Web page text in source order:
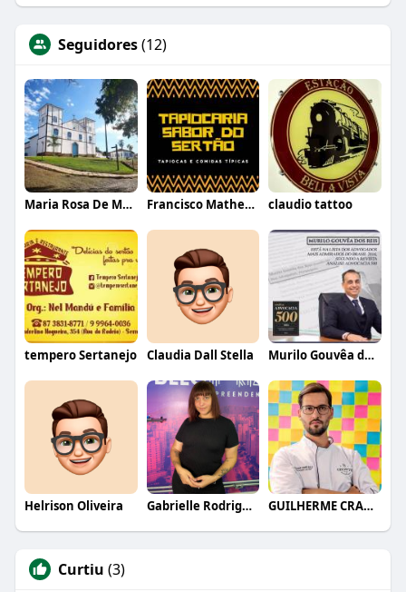
Seguidores(12)
Maria Rosa De Marchi Francisco Matheus Da Silva Lira claudio tattoo
tempero Sertanejo Claudia Dall Stella Murilo Gouvêa dos Reis
Helrison Oliveira Gabrielle Rodrigues GUILHERME CRAMER BALLE
Curtiu (3)